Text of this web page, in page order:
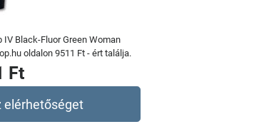
Black-Fluor Green Woman
oldalon 9511 Ft - ért találja.
Ft
elérhetőséget